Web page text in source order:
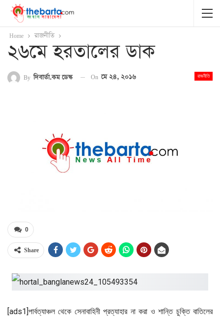
Home রাজনীতি
২৬মে হরতালের ডাক
রাজনীতি
By দিবার্তা.কম ডেস্ক On মে ২৪, ২০১৬
0
Share
[ads1]পার্বত্যাঞ্চল থেকে সেনাবাহিনী প্রত্যাহার না করা ও শান্তি চুক্তি বাতিলের